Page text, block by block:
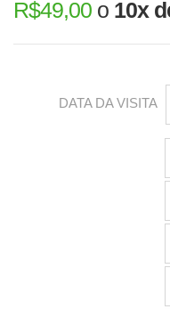
R$49,00 o 10x
DATA DA VISITA